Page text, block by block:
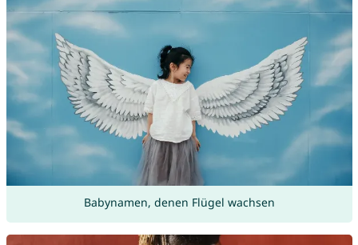
Babynamen, denen Flügel wachsen